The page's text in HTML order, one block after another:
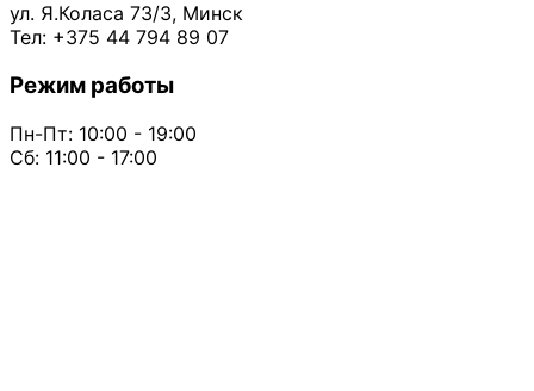
ул. Я.Коласа 73/3, Минск
Тел: +375 44 794 89 07
Режим работы
Пн-Пт: 10:00 - 19:00
Сб: 11:00 - 17:00